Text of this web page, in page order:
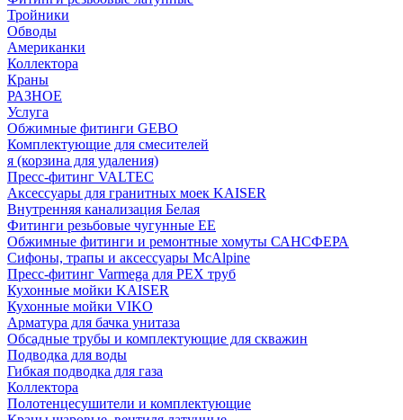
Тройники
Обводы
Американки
Коллектора
Краны
РАЗНОЕ
Услуга
Обжимные фитинги GEBO
Комплектующие для смесителей
я (корзина для удаления)
Пресс-фитинг VALTEC
Аксессуары для гранитных моек KAISER
Внутренняя канализация Белая
Фитинги резьбовые чугунные EE
Обжимные фитинги и ремонтные хомуты САНСФЕРА
Сифоны, трапы и аксессуары McAlpine
Пресс-фитинг Varmega для PEX труб
Кухонные мойки KAISER
Кухонные мойки VIKO
Арматура для бачка унитаза
Обсадные трубы и комплектующие для скважин
Подводка для воды
Гибкая подводка для газа
Коллектора
Полотенцесушители и комплектующие